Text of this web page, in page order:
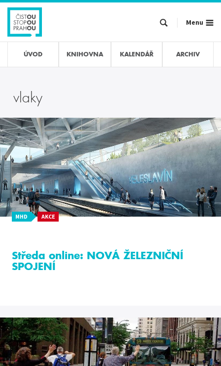
Přejít
hlavnímu
obsahu
Menu
ÚVOD KNIHOVNA KALENDÁŘ ARCHIV
vlaky
MHD AKCE
Středa online: NOVÁ ŽELEZNIČNÍ
SPOJENÍ